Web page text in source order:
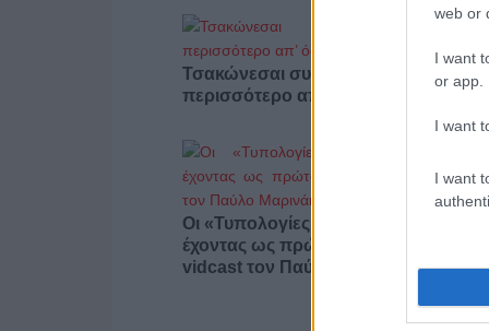
web or
I want
or app.
I want
I want
Τσακώνεσαι συνέχεια; Ίσως φταις
περισσότερο απ’ όσο νομίζεις
Οι «Τυπολογίες» περνούν στην
έχοντας ως πρώτο καλεσμένο στο νέο
vidcast τον Παύλο Μαρινάκη